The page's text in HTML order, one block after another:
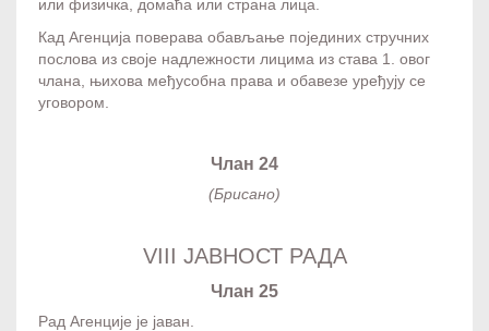
или физичка, домаћа или страна лица.
Кад Агенција поверава обављање појединих стручних
послова из своје надлежности лицима из става 1. овог
члана, њихова међусобна права и обавезе уређују се
уговором.
Члан 24
(Брисано)
VIII ЈАВНОСТ РАДА
Члан 25
Рад Агенције је јаван.